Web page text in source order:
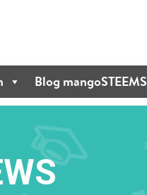
Blog mangoSTEEMS